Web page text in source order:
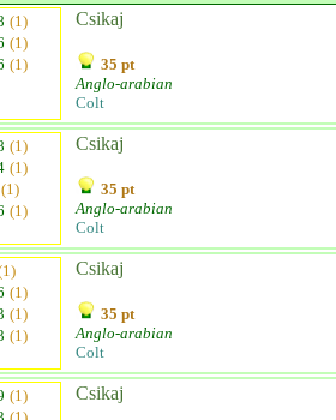
(1)
(1)
(1)
Csikaj
35 pt
Anglo-arabian
Colt
(1)
(1)
(1)
(1)
Csikaj
35 pt
Anglo-arabian
Colt
(1)
(1)
(1)
Csikaj
35 pt
Anglo-arabian
Colt
(1)
Csikaj